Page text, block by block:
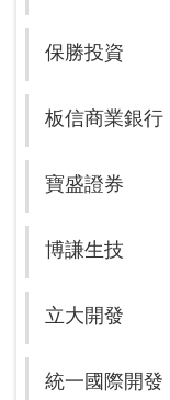
保勝投資
板信商業銀行
寶盛證券
博謙生技
立大開發
統一國際開發